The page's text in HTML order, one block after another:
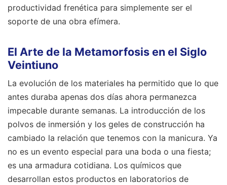
productividad frenética para simplemente ser el
soporte de una obra efímera.
El Arte de la Metamorfosis en el Siglo
Veintiuno
La evolución de los materiales ha permitido que lo que
antes duraba apenas dos días ahora permanezca
impecable durante semanas. La introducción de los
polvos de inmersión y los geles de construcción ha
cambiado la relación que tenemos con la manicura. Ya
no es un evento especial para una boda o una fiesta;
es una armadura cotidiana. Los químicos que
desarrollan estos productos en laboratorios de